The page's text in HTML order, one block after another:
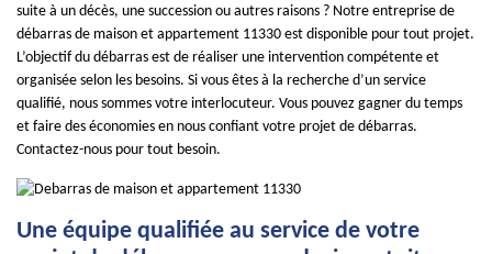
suite à un décès, une succession ou autres raisons ? Notre entreprise de
débarras de maison et appartement 11330 est disponible pour tout projet.
L’objectif du débarras est de réaliser une intervention compétente et
organisée selon les besoins. Si vous êtes à la recherche d’un service
qualifié, nous sommes votre interlocuteur. Vous pouvez gagner du temps
et faire des économies en nous confiant votre projet de débarras.
Contactez-nous pour tout besoin.
Une équipe qualifiée au service de votre